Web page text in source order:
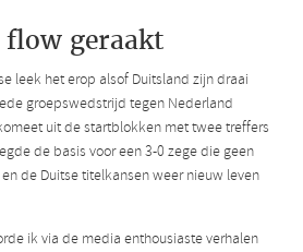
geraakt
leek het erop alsof Duitsland zijn draai
groepswedstrijd tegen Nederland
uit de startblokken met twee treffers
de basis voor een 3-0 zege die geen
de Duitse titelkansen weer nieuw leven
ik via de media enthousiaste verhalen